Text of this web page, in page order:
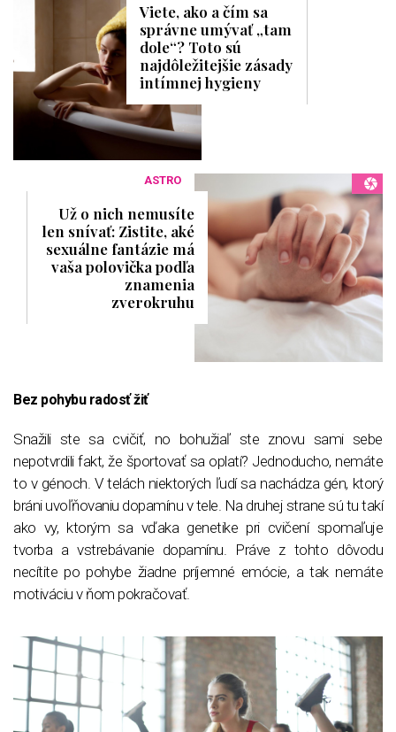
Viete, ako a čím sa
správne umývať „tam
dole“? Toto sú
najdôležitejšie zásady
intímnej hygieny
ASTRO
Už o nich nemusíte
len snívať: Zistite, aké
sexuálne fantázie má
vaša polovička podľa
znamenia
zverokruhu
Bez pohybu radosť žiť
Snažili ste sa cvičiť, no bohužiaľ ste znovu sami sebe
nepotvrdili fakt, že športovať sa oplatí? Jednoducho, nemáte
to v génoch. V telách niektorých ľudí sa nachádza gén, ktorý
bráni uvoľňovaniu dopamínu v tele. Na druhej strane sú tu takí
ako vy, ktorým sa vďaka genetike pri cvičení spomaľuje
tvorba a vstrebávanie dopamínu. Práve z tohto dôvodu
necítite po pohybe žiadne príjemné emócie, a tak nemáte
motiváciu v ňom pokračovať.